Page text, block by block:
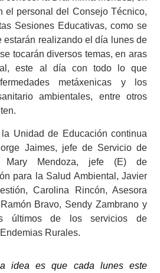
el personal del Consejo Técnico,
Sesiones Educativas, como se
estarán realizando el día lunes de
tocarán diversos temas, en aras
este al día con todo lo que
metáxenicas y los
ambientales, entre otros
Unidad de Educación continua
Jaimes, jefe de Servicio de
Mary Mendoza, jefe (E) de
para la Salud Ambiental, Javier
Carolina Rincón, Asesora
Bravo, Sendy Zambrano y
últimos de los servicios de
Rurales.
idea es que cada lunes este